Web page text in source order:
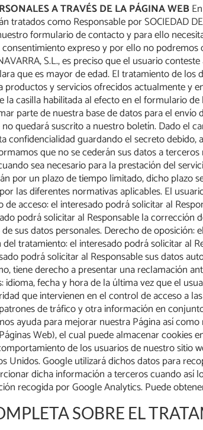
A TRAVÉS DE LA PÁGINA WEB
tratados como Responsable por SOCIEDAD
formulario de contacto y para ello
expreso y por ello no
S.L., es preciso que el usuario
que es mayor de edad. El tratamiento de
y servicios ofrecidos actualmente y
la casilla habilitada al efecto en el formulario
parte de nuestra base de datos para el
quedará suscrito a nuestro boletín. Dado el
guardando el secreto
que no se cederán sus datos a
sea necesario para la prestación del
por un plazo de tiempo limitado, dicho plazo
por las diferentes normativas aplicables. El
de acceso: el interesado podrá solicitar al
podrá solicitar al Responsable la
sus datos personales. Derecho de
tratamiento: el interesado podrá solicitar al
podrá solicitar al Responsable sus datos
tiene derecho a presentar una reclamación
idioma, fecha y hora de la última vez que el
que intervienen en el control de acceso a
de tráfico y otra información en
ayuda para mejorar nuestra Página así
Web), el cual puede almacenar
de los usuarios de nuestro
Unidos. Google utilizará dichos datos para
dicha información a terceros cuando
recogida por Google Analytics. Puede
SOBRE EL